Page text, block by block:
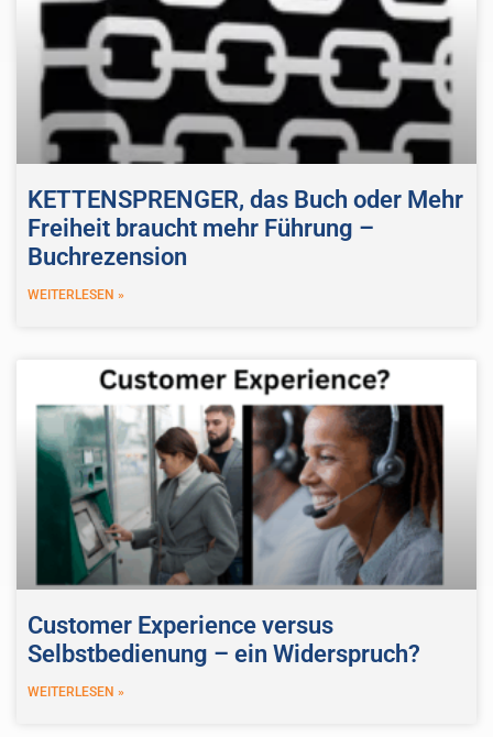
KETTENSPRENGER, das Buch oder Mehr
Freiheit braucht mehr Führung –
Buchrezension
WEITERLESEN »
Customer Experience versus
Selbstbedienung – ein Widerspruch?
WEITERLESEN »